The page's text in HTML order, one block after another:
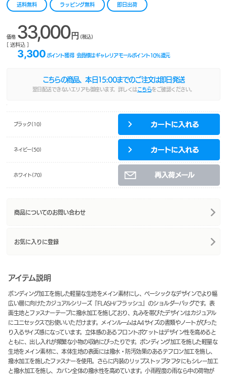
送料無料 ラッピング無料 即日出荷
価格 33,000円 (税込)
[ 送料込 ]
3,300 ポイント獲得 会員様はギャレリアモールポイント10%還元
こちらの商品、本日 15:00までのご注文は即日発送
翌日配送できないエリアも御座います。詳しくは こちらをご確認ください。
ブラック(10)
ネイビー(50)
ホワイト(70)
商品についてのお問い合わせ
お気に入りに登録
アイテム説明
ボンディング加工を施した軽量な生地をメイン素材にし、ベーシックなデザインでより幅
広い層に向けたカジュアルシリーズ『FLASH/フラッシュ』のショルダーバッグです。表
面生地とファスナーテープに撥水加工を施しており、丸みを帯びたデザインはカジュアル
にユニセックスでお使いいただけます。メインルームはA4サイズの書類やノートがぴった
り入るサイズ感になっています。立体感のあるフロントポケットはデザイン性を高めると
ともに、出し入れが頻繁な小物の収納にぴったりです。ボンディング加工を施した軽量な
生地をメイン素材に、本体生地の表面には撥水・防汚効果のあるテフロン加工を施し、
撥水加工を施したファスナーを使用。さらに内装のリップストップタフタにもシレー加工
と撥水加工を施し、カバン全体の撥水性を高めています。小雨程度の雨なら中の荷物が